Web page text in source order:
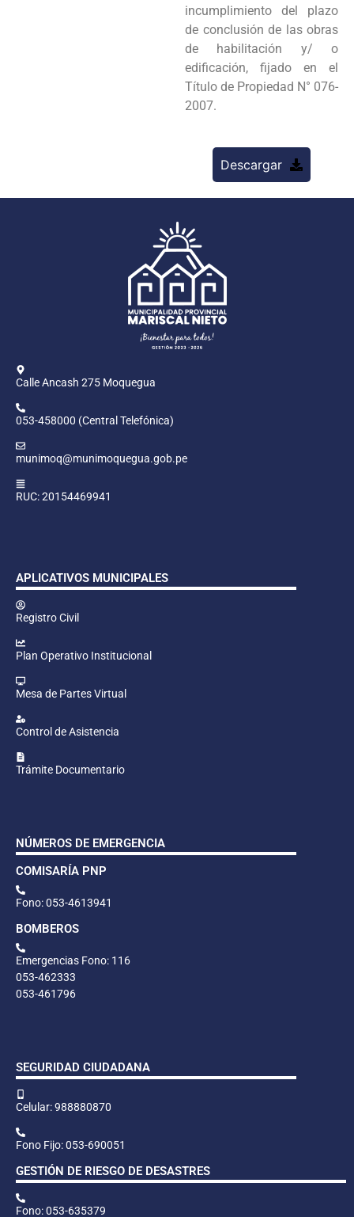
incumplimiento del plazo
de conclusión de las obras
de habilitación y/ o
edificación, fijado en el
Título de Propiedad N° 076-
2007.
Descargar
Calle Ancash 275 Moquegua
053-458000 (Central Telefónica)
munimoq@munimoquegua.gob.pe
RUC: 20154469941
APLICATIVOS MUNICIPALES
Registro Civil
Plan Operativo Institucional
Mesa de Partes Virtual
Control de Asistencia
Trámite Documentario
NÚMEROS DE EMERGENCIA
COMISARÍA PNP
Fono: 053-4613941
BOMBEROS
Emergencias Fono: 116
053-462333
053-461796
SEGURIDAD CIUDADANA
Celular: 988880870
Fono Fijo: 053-690051
GESTIÓN DE RIESGO DE DESASTRES
Fono: 053-635379